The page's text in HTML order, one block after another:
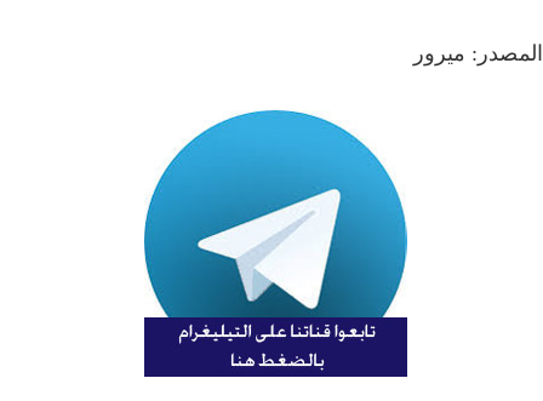
المصدر: ميرور